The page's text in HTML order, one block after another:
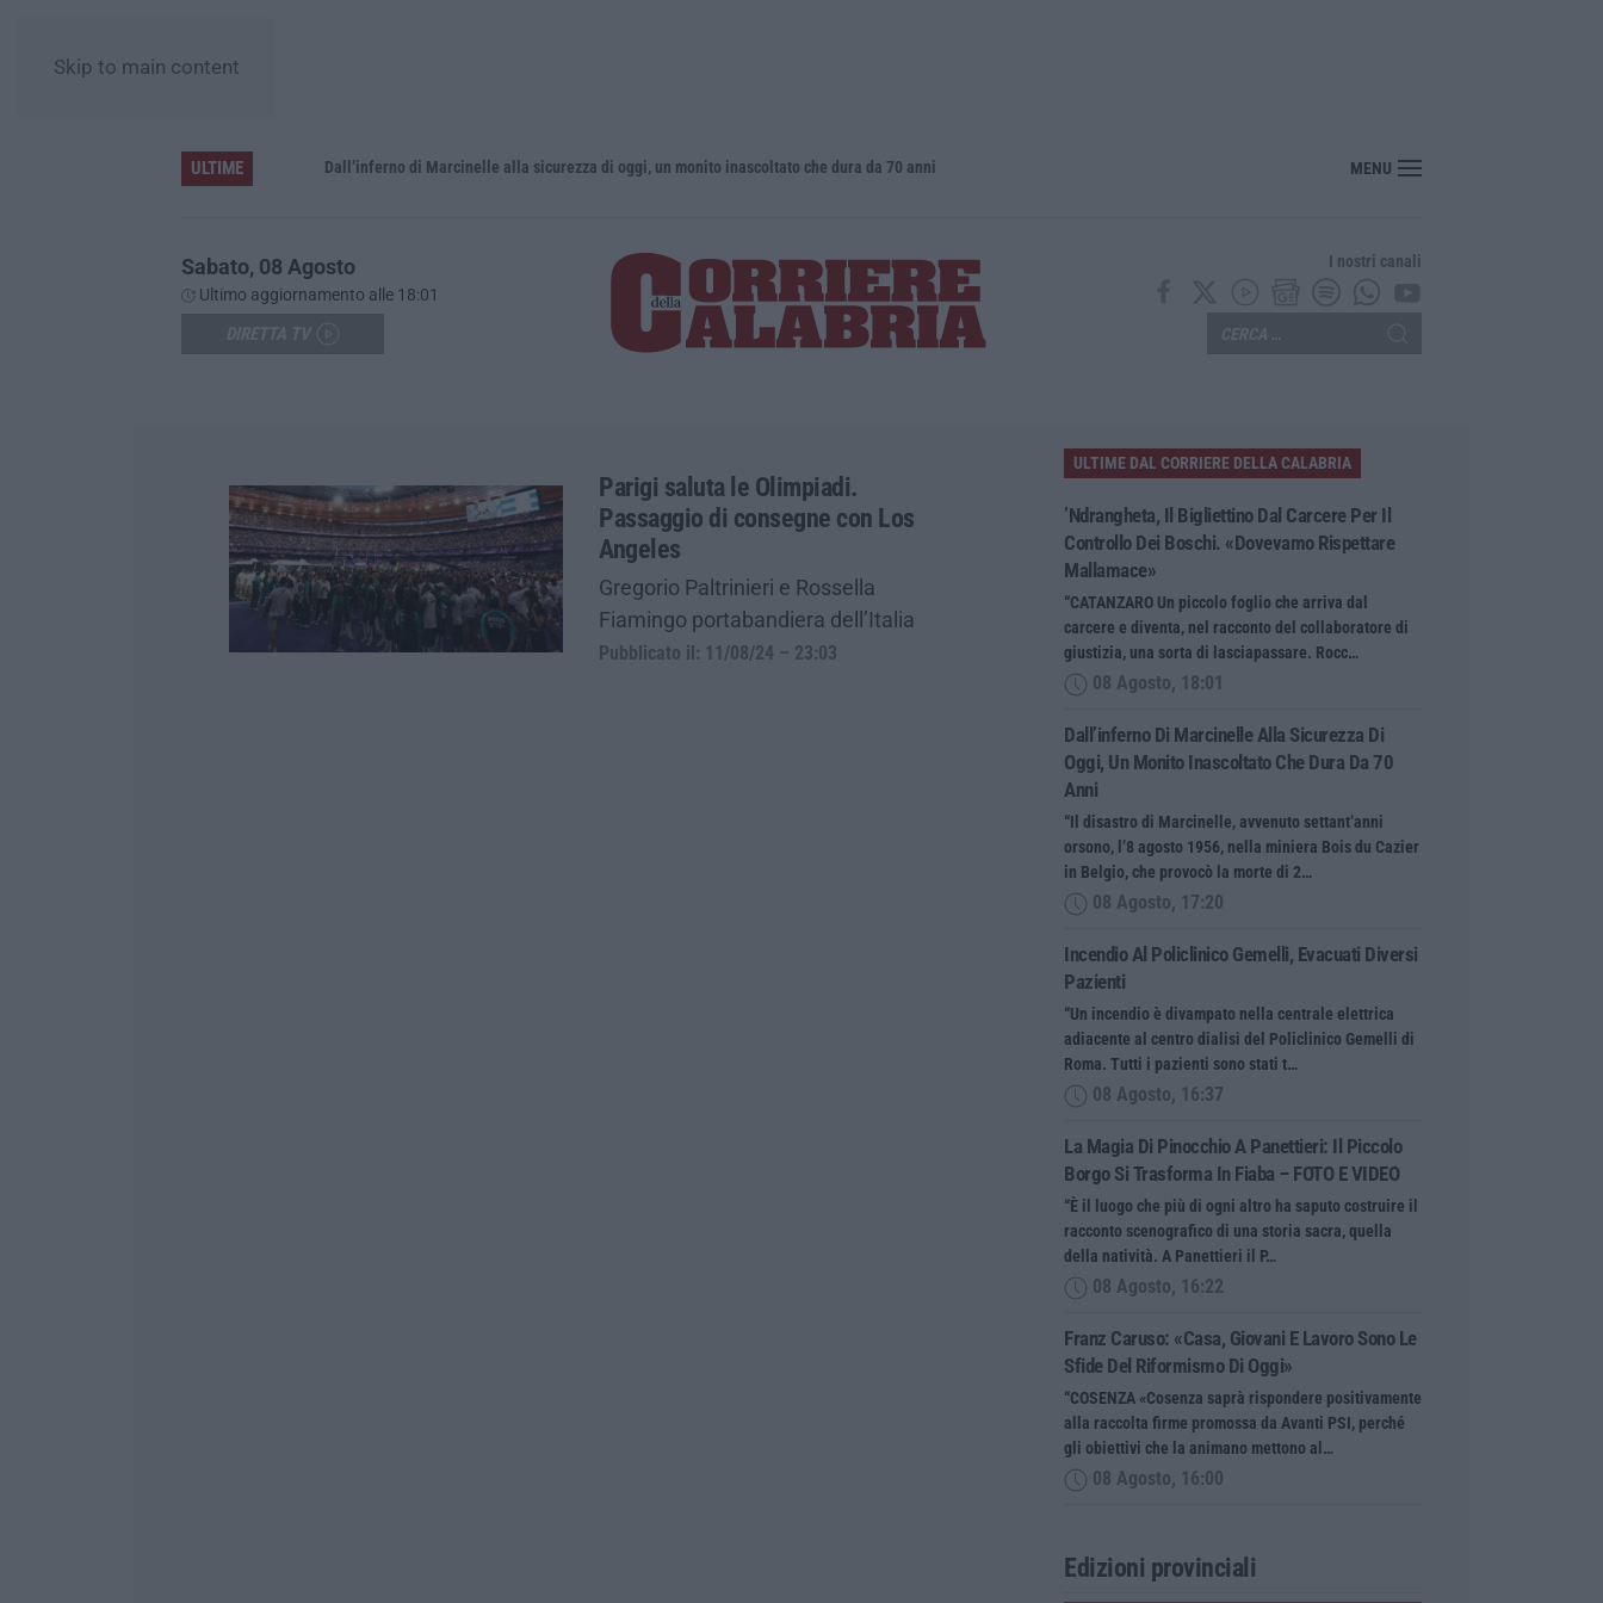
Skip to main content
ULTIME
’Ndrangheta, il bigliettino dal carcere per il controllo dei boschi. «Dovevamo rispettare Mallamace» Dall’inferno di Marcinelle alla sicurezza di oggi, un monito inascoltato che dura da 70 anni Incendio al Policlinico Gemelli, evacuati diversi pazientiMENU
Sabato, 08 Agosto
Ultimo aggiornamento alle 18:01
I nostri canali
Parigi saluta le Olimpiadi.
Passaggio di consegne con Los
Angeles
Gregorio Paltrinieri e Rossella
Fiamingo portabandiera dell’Italia
Pubblicato il: 11/08/24 – 23:03
ULTIME DAL CORRIERE DELLA CALABRIA
’Ndrangheta, Il Bigliettino Dal Carcere Per Il
Controllo Dei Boschi. «Dovevamo Rispettare
Mallamace»
“CATANZARO Un piccolo foglio che arriva dal
carcere e diventa, nel racconto del collaboratore di
giustizia, una sorta di lasciapassare. Rocc…
08 Agosto, 18:01
Dall’inferno Di Marcinelle Alla Sicurezza Di
Oggi, Un Monito Inascoltato Che Dura Da 70
Anni
“Il disastro di Marcinelle, avvenuto settant’anni
orsono, l’8 agosto 1956, nella miniera Bois du Cazier
in Belgio, che provocò la morte di 2…
08 Agosto, 17:20
Incendio Al Policlinico Gemelli, Evacuati Diversi
Pazienti
“Un incendio è divampato nella centrale elettrica
adiacente al centro dialisi del Policlinico Gemelli di
Roma. Tutti i pazienti sono stati t…
08 Agosto, 16:37
La Magia Di Pinocchio A Panettieri: Il Piccolo
Borgo Si Trasforma In Fiaba – FOTO E VIDEO
“È il luogo che più di ogni altro ha saputo costruire il
racconto scenografico di una storia sacra, quella
della natività. A Panettieri il P…
08 Agosto, 16:22
Franz Caruso: «Casa, Giovani E Lavoro Sono Le
Sfide Del Riformismo Di Oggi»
“COSENZA «Cosenza saprà rispondere positivamente
alla raccolta firme promossa da Avanti PSI, perché
gli obiettivi che la animano mettono al…
08 Agosto, 16:00
Edizioni provinciali